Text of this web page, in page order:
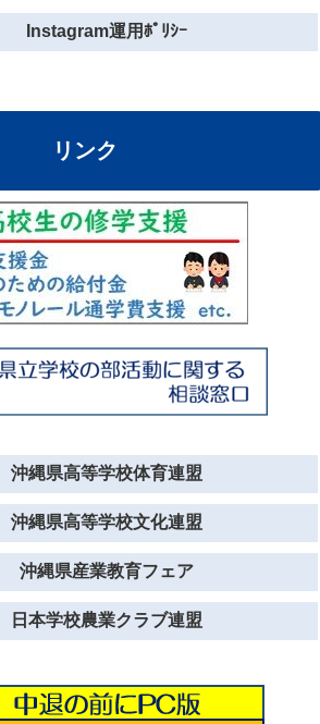
Instagram運用ﾎﾟﾘｼｰ
リンク
沖縄県高等学校体育連盟
沖縄県高等学校文化連盟
沖縄県産業教育フェア
日本学校農業クラブ連盟